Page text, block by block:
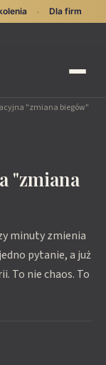
"zmiana biegów"
"zmiana
minuty zmienia
pytanie, a już
To nie chaos. To
· Dla firm